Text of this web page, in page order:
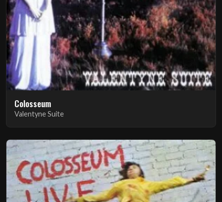
Colosseum
Valentyne Suite